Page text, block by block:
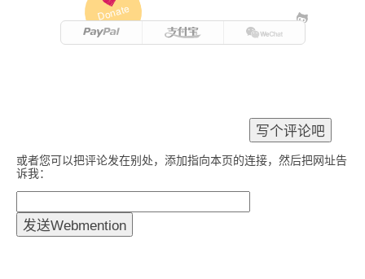
Donate
或者您可以把评论发在别处，添加指向本页的连接，然后把网址告
诉我：